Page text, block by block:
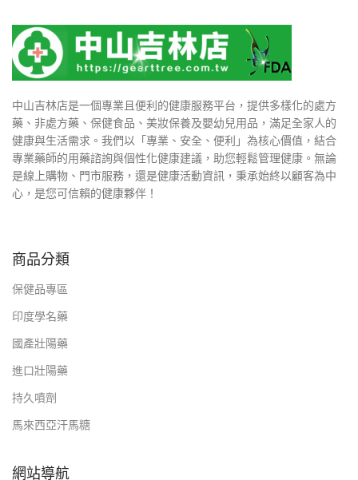
中山吉林店是一個專業且便利的健康服務平台，提供多樣化的處方
藥、非處方藥、保健食品、美妝保養及嬰幼兒用品，滿足全家人的
健康與生活需求。我們以「專業、安全、便利」為核心價值，結合
專業藥師的用藥諮詢與個性化健康建議，助您輕鬆管理健康。無論
是線上購物、門市服務，還是健康活動資訊，秉承始終以顧客為中
心，是您可信賴的健康夥伴！
商品分類
保健品專區
印度學名藥
國產壯陽藥
進口壯陽藥
持久噴劑
馬來西亞汗馬糖
網站導航